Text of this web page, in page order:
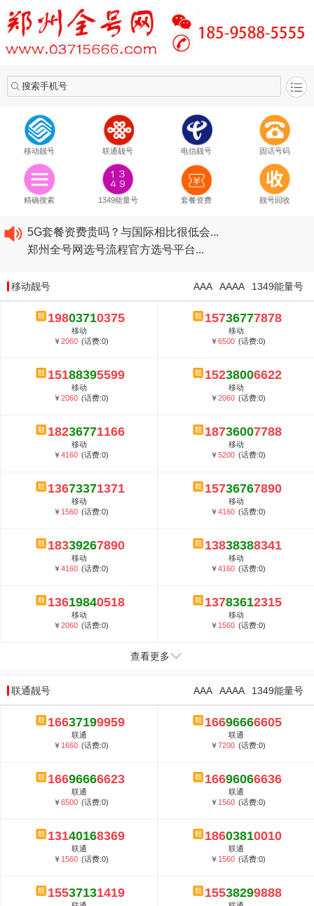
搜索手机号
移动靓号 联通靓号 电信靓号 固话号码
精确搜索 1349能量号 套餐资费 靓号回收
2020​移动最新套餐资费...
2020​联通最新套餐资费...
5G套餐资费贵吗？与国际相比很低会...
郑州全号网选号流程官方选号平台...
2020​联通最新套餐资费...
2020​电信最新套餐资费...
5G套餐资费贵吗？与国际相比很低会...
郑州全号网选号流程官方选号平台...
移动靓号 1349能量号
AAAA
AAA
19803710375
移动
￥2060 (话费:0)
15736777878
移动
￥6500 (话费:0)
15188395599
移动
￥2060 (话费:0)
15238006622
移动
￥2060 (话费:0)
18236771166
移动
￥4160 (话费:0)
18736007788
移动
￥5200 (话费:0)
13673371371
移动
￥ 1560 (话费:0)
15736767890
移动
￥4160 (话费:0)
18339267890
移动
￥4160 (话费:0)
13838388341
移动
￥4160 (话费:0)
13619840518
移动
￥2060 (话费:0)
13783612315
移动
￥ 1560 (话费:0)
查看更多
联通靓号 1349能量号
AAAA
AAA
16637199959
联通
￥ 1660 (话费:0)
16696666605
联通
￥7200 (话费:0)
16696666623
联通
￥6500 (话费:0)
16696066636
联通
￥ 1560 (话费:0)
13140168369
联通
￥ 1560 (话费:0)
18603810010
联通
￥ 1560 (话费:0)
15537131419 15538299888